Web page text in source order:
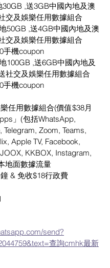
30GB ,送3GB中國內地及澳
交及娛樂任用數據組合
50GB ,送4GB中國內地及澳
交及娛樂任用數據組合
手機coupon
100GB ,送6GB中國內地及
社交及娛樂任用數據組合
手機coupon
任用數據組合(價值$38月
」(包括WhatsApp,
Telegram, Zoom, Teams,
Apple TV, Facebook,
KKBOX, Instagram,
地面數據流量
& 免收$18行政費
send?
查詢cmhk最新